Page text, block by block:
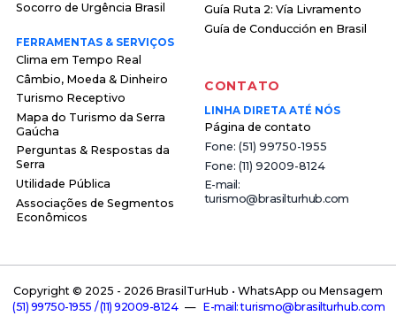
Socorro de Urgência Brasil
FERRAMENTAS & SERVIÇOS
Clima em Tempo Real
Câmbio, Moeda & Dinheiro
Turismo Receptivo
Mapa do Turismo da Serra
Gaúcha
Perguntas & Respostas da
Serra
Utilidade Pública
Associações de Segmentos
Econômicos
Guía Ruta 2: Vía Livramento
Guía de Conducción en Brasil
CONTATO
LINHA DIRETA ATÉ NÓS
Página de contato
F o n e : ( 5 1 ) 9 9 7 5 0 - 1 9 5 5
F o n e : ( 1 1 ) 9 2 0 0 9 - 8 1 2 4
E - m a i l :
t u r i s m o @ b r a s i l t u r h u b . c o m
Copyright © 2025 - 2026 BrasilTurHub • WhatsApp ou Mensagem
( 5 1 ) 9 9 7 5 0 - 1 9 5 5 / ( 1 1 ) 9 2 0 0 9 - 8 1 2 4—E - m a i l : t u r i s m o @ b r a s i l t u r h u b . c o m